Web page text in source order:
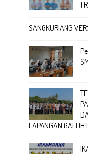
1
SANGKURIANG
LAPANGAN GALUH